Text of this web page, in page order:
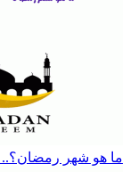
ما هو شهر رمضان؟..